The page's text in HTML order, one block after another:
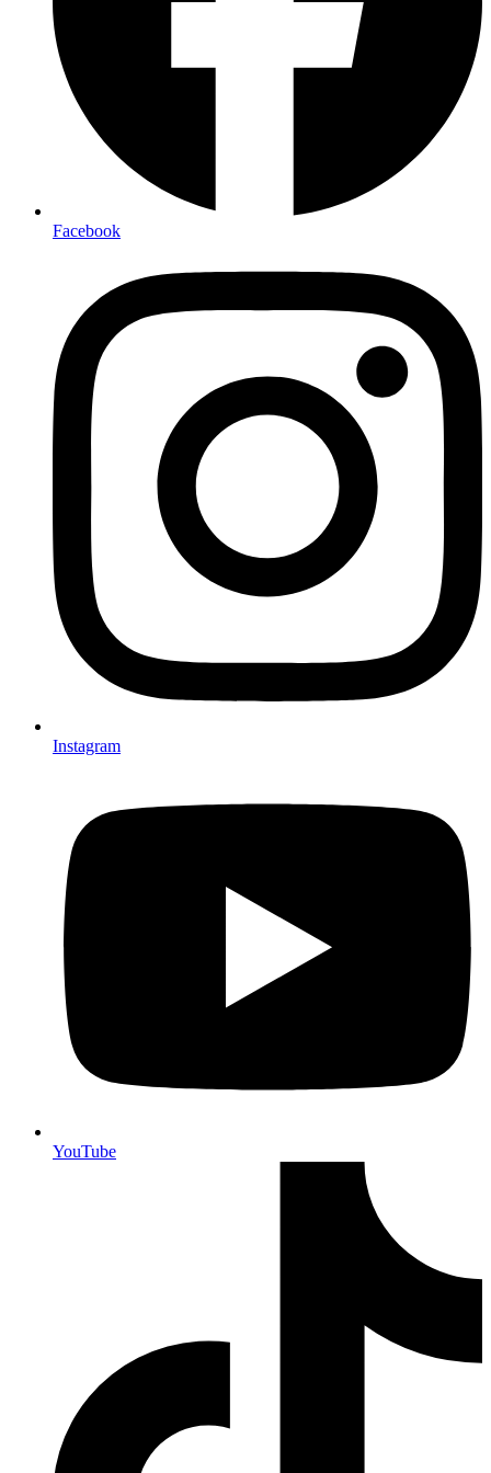
Facebook
Instagram
YouTube